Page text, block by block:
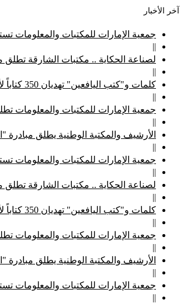
آخر الأخبار
جمعية الإمارات للمكتبات والمعلومات
||
لصناعة الحكاية .. مكتبات الشارقة
||
كلمات و"كتب اليافعين" تهديان 350 كتاباً لأطفال "الإمارات الإنسانية"
||
جمعية الإمارات للمكتبات والمعلومات
||
الأرشيف والمكتبة الوطنية يطلق مبادرة
||
جمعية الإمارات للمكتبات والمعلومات
||
لصناعة الحكاية .. مكتبات الشارقة
||
كلمات و"كتب اليافعين" تهديان 350 كتاباً لأطفال "الإمارات الإنسانية"
||
جمعية الإمارات للمكتبات والمعلومات
||
الأرشيف والمكتبة الوطنية يطلق مبادرة
||
جمعية الإمارات للمكتبات والمعلومات
||